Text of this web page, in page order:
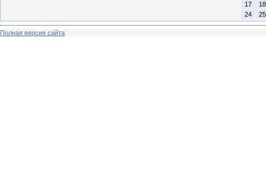
17
18
24
25
Полная версия сайта